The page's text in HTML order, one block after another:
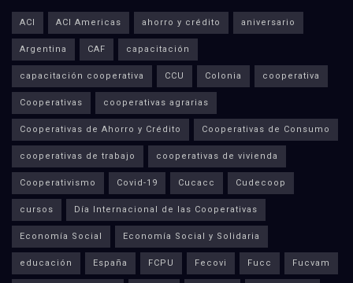
ACI ACI Americas ahorro y crédito aniversario
Argentina CAF capacitación
capacitación cooperativa CCU Colonia cooperativa
Cooperativas cooperativas agrarias
Cooperativas de Ahorro y Crédito Cooperativas de Consumo
cooperativas de trabajo cooperativas de vivienda
Cooperativismo Covid-19 Cucacc Cudecoop
cursos Día Internacional de las Cooperativas
Economía Social Economía Social y Solidaria
educación España FCPU Fecovi Fucc Fucvam